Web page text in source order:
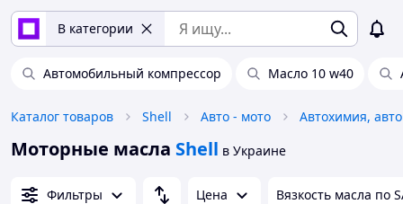
В категории
Автомобильный компрессор Масло 10 w40
Каталог товаров Shell Авто - мото
Моторные масла Shell в Украине
Фильтры Цена Вязкость масла по